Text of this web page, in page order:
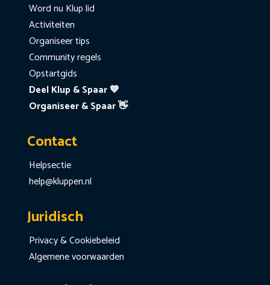
Word nu Klup lid
Activiteiten
Organiseer tips
Community regels
Opstartgids
Deel Klup & Spaar 💙
Organiseer & Spaar 👋
Contact
Helpsectie
help@kluppen.nl
Juridisch
Privacy & Cookiebeleid
Algemene voorwaarden